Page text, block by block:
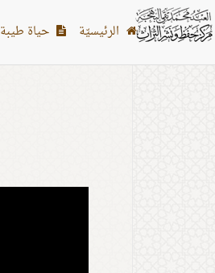
الرئیسیّة حياة طيبة